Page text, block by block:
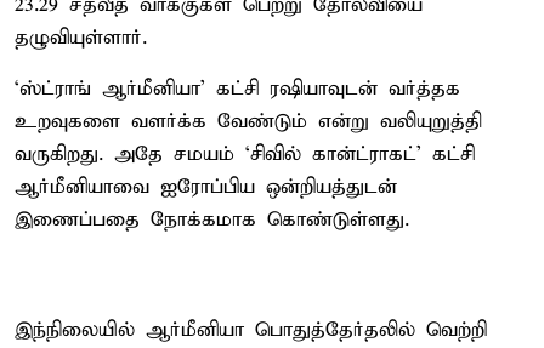
தழுவியுள்ளார்.
‘ஸ்ட்ராங் ஆர்மீனியா' கட்சி ரஷியாவுடன் வர்த்தக
உறவுகளை வளர்க்க வேண்டும் என்று வலியுறுத்தி
வருகிறது. அதே சமயம் ‘சிவில் கான்ட்ராகட்’ கட்சி
ஆர்மீனியாவை ஐரோப்பிய ஒன்றியத்துடன்
இணைப்பதை நோக்கமாக கொண்டுள்ளது.
இந்நிலையில் ஆர்மீனியா பொதுத்தேர்தலில் வெற்றி